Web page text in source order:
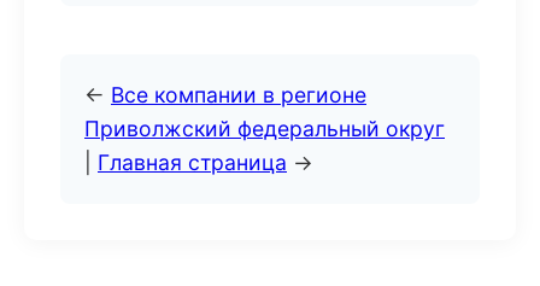
← Все компании в регионе
Приволжский федеральный округ
Главная страница →